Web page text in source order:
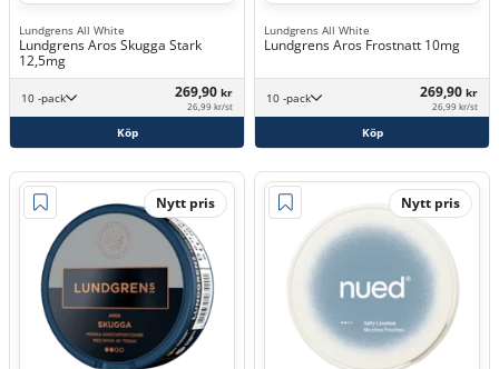
Lundgrens All White
Lundgrens Aros Skugga Stark
12,5mg
10 -pack 269,90 kr
26,99 kr/st
Köp
Lundgrens All White
Lundgrens Aros Frostnatt 10mg
10 -pack 269,90 kr
26,99 kr/st
Köp
Nytt pris Nytt pris